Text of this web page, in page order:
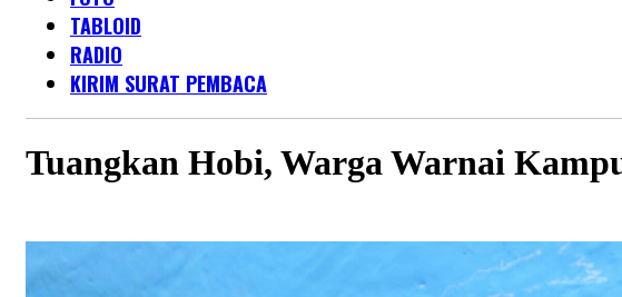
TABLOID
RADIO
KIRIM SURAT PEMBACA
Tuangkan Hobi, Warga Warnai